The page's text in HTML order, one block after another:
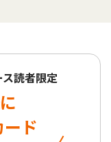
読者限定
ド